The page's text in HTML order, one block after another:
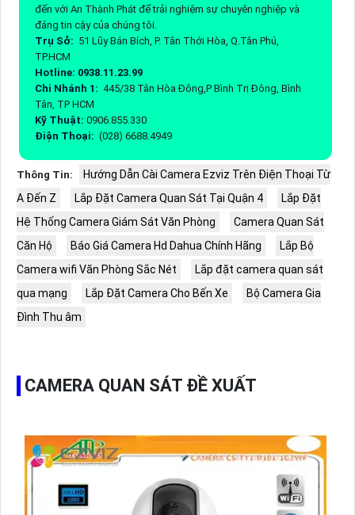
đến với An Thành Phát để trải nghiệm sự chuyên nghiệp và
đáng tin cậy của chúng tôi.
Trụ Sở: 51 Lũy Bán Bích, P. Tân Thới Hòa, Q.Tân Phú,
TP.HCM
Hotline: 0938.11.23.99
Chi Nhánh 1: 445/38 Tân Hòa Đông,P Bình Trị Đông, Bình
Tân, TP HCM
Kỹ Thuật: 0906.855.330
Điện Thoại: (028) 6688.4949
Thông Tin:
Hướng Dẫn Cài Camera Ezviz Trên Điện Thoại Từ
A Đến Z
Lắp Đặt Camera Quan Sát Tại Quận 4
Lắp Đặt
Hệ Thống Camera Giám Sát Văn Phòng
Camera Quan Sát
Căn Hộ
Báo Giá Camera Hd Dahua Chính Hãng
Lắp Bộ
Camera wifi Văn Phòng Sắc Nét
Lắp đặt camera quan sát
qua mạng
Lắp Đặt Camera Cho Bến Xe
Bộ Camera Gia
Đình Thu âm
CAMERA QUAN SÁT ĐỀ XUẤT